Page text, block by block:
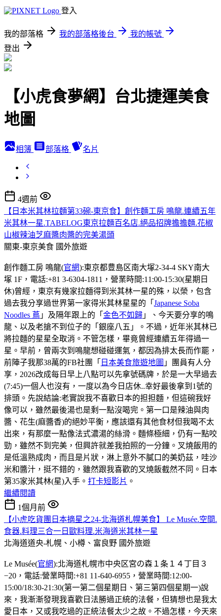
登入
我的部落格 我的部落格後台
我的帳號
登出
【小虎食夢網】台北捷運美食
地圖
相簿 部落格 名片
4週前
【日本米其林拉麵第33碗-東京食】創作麵工房 鳴龍.連續五年
米其林一星.TABELOG東京拉麵百名店.絕品招牌擔擔麵.花椒
山椒辣油芝麻醬肉醬的完美湯頭
關東-東京美食 國外旅遊
創作麵工房 鳴龍(官網):東京都豊島区南大塚2-34-4 SKY南大
塚 1F，電話:+81 3-6304-1811，營業時間:11:00-15:30(星期日
休)曾經，東京有幾家拉麵得到米其林一星的殊，以榮，包含
過去我分享過世界第一家得米其林星星的「 Japanese Soba
Noodles 蔦 」及隔年跟上的「 金色不如歸 」、今天要分享的鳴
龍、以及老搶不到位子的「銀座八五」。不過，近年米其林已
將拉麵的星星全取消。不管怎樣，畢竟曾經連續五年得過一
星。早前，曾兩次到鳴龍想碰碰運氣，都因為排太長而作罷，
前陣子我那38萬的FB社團「 日本美食旅遊地圖 」團員有人分
享，2026改成每日早上八點可以先拿號碼牌，於是一大早過去
(7:45)一個人也沒有，一度以為今日店休..幸好最後拿到1號的
排頭。先說結論:老實說我不喜歡日本的担担麵，但這碗我好
像可以，雖然最後湯也是剩一點沒喝完。第一口是辣油與肉
醬、花生(麻醬香)的絕妙平衡，應該還有其他食材但我喝不太
出來，有那麼一點像法式濃湯的絲滑。麵條極細，仍有一點咬
勁，雖然不到完美，但興許就差我拍照的一分鐘。叉燒飯用的
是低溫熟成肉，而且是片狀，淋上意外不膩口的美奶茲，哇沙
米和醬汁，挺不錯的，雖然跟我喜歡的叉燒飯截然不同。日本
第35家米其林(星)入手。 打卡短影片 。
繼續閱讀
1個月前
【小虎吃貨團日本摘星之24-北海道札幌美食】 Le Musée.空間.
食器.料理三合一日歐料理.米海道米其林一星
北海道道央-札幌、小樽、富良野 國外旅遊
Le Musée(官網):北海道札幌市中央区宮の森１条１４丁目３
−20，電話:營業時間:+81 11-640-6955，營業時間:12:00-
15:00/18:30-21:30(第一第二個星期日、第三第四個星期一)說
來，我漸漸發現我喜歡日法勝過正統的法餐，但猜想也是我太
愛日本，又或我吃過的正統法餐太少之故。不過怎樣，今天來